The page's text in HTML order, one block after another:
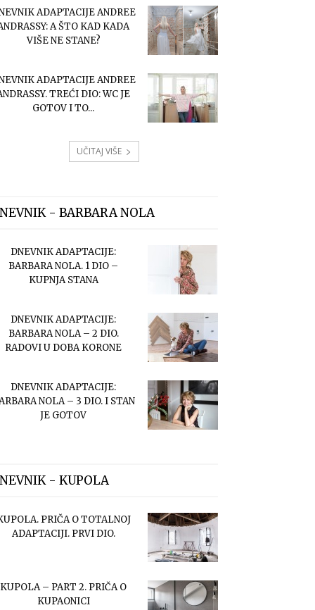
ADAPTACIJE ANDREE
A ŠTO KAD KADA
VIŠE NE STANE?
ADAPTACIJE ANDREE
TREĆI DIO: WC JE
GOTOV I TO...
UČITAJ VIŠE
- BARBARA NOLA
DNEVNIK ADAPTACIJE:
BARBARA NOLA. 1 DIO –
KUPNJA STANA
DNEVNIK ADAPTACIJE:
BARBARA NOLA – 2 DIO.
RADOVI U DOBA KORONE
DNEVNIK ADAPTACIJE:
NOLA – 3 DIO. I STAN
JE GOTOV
- KUPOLA
PRIČA O TOTALNOJ
ADAPTACIJI. PRVI DIO.
KUPOLA – PART 2. PRIČA O
KUPAONICI